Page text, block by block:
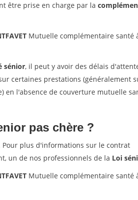
être prise en charge par la
Mutuelle complémentaire santé
sénior, il peut y avoir des délais
certaines prestations (généralement
en l'absence de couverture mutuelle
pas chère ?
Pour plus d'informations sur le contrat
un de nos professionnels de la Loi
Mutuelle complémentaire santé